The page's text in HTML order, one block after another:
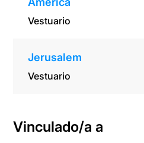
Vestuario
Jerusalem
Vestuario
Vinculado/a a